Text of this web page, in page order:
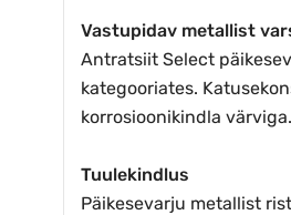
Vastupidav metallist
Antratsiit Select
kategooriates.
korrosioonikindla
Tuulekindlus
Päikesevarju metallist